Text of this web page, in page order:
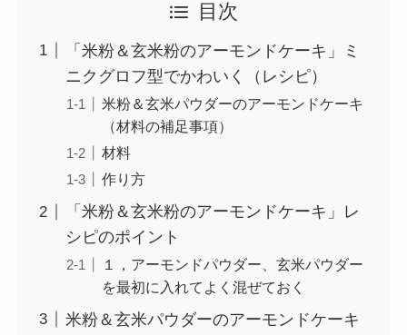
目次
「米粉＆玄米粉のアーモンドケーキ」ミ
ニクグロフ型でかわいく（レシピ）
米粉＆玄米パウダーのアーモンドケーキ
（材料の補足事項）
材料
作り方
「米粉＆玄米粉のアーモンドケーキ」レ
シピのポイント
１，アーモンドパウダー、玄米パウダー
を最初に入れてよく混ぜておく
米粉＆玄米パウダーのアーモンドケーキ